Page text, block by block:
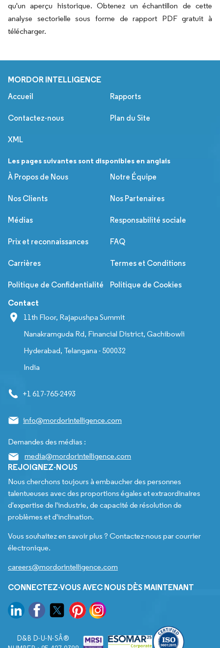
qu'un aperçu historique. Obtenez un échantillon de cette
analyse sectorielle sous forme de rapport PDF gratuit à
télécharger.
MORDOR INTELLIGENCE
Accueil Rapports
Contactez-nous Plan du Site
XML
Les pages suivantes sont disponibles en anglais
À Propos de Nous
Notre Équipe
Nos Clients Nos Partenaires
Médias Responsabilité sociale
Prix et reconnaissances FAQ
Carrières Termes et Conditions
Politique de Confidentialité Politique de Cookies
Contact
11th Floor, Rajapushpa Summit
Nanakramguda Rd, Financial District, Gachibowli
Hyderabad, Telangana - 500032
India
+1 617-765-2493
info@mordorintelligence.com
Demandes des médias :
media@mordorintelligence.com
REJOIGNEZ-NOUS
Nous cherchons toujours à embaucher des personnes
talentueuses avec des proportions égales et extraordinaires
d'expertise de l'industrie, de capacité de résolution de
problèmes et d'inclination.
Vous souhaitez en savoir plus ? Contactez-nous par courrier
électronique.
careers@mordorintelligence.com
CONNECTEZ-VOUS AVEC NOUS DÈS MAINTENANT
D&B D-U-N-SÂ®